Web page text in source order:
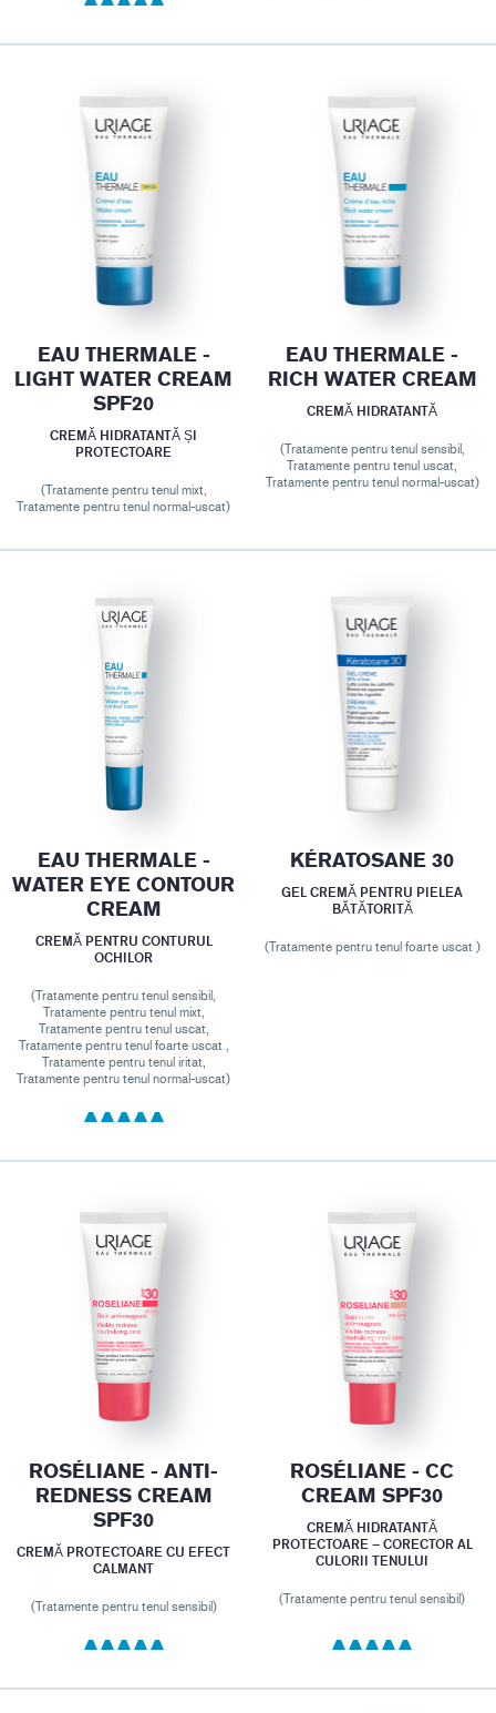
EAU THERMALE -
LIGHT WATER CREAM
SPF20
CREMĂ HIDRATANTĂ ȘI
PROTECTOARE
(Tratamente pentru tenul mixt,
Tratamente pentru tenul normal-uscat)
EAU THERMALE -
RICH WATER CREAM
CREMĂ HIDRATANTĂ
(Tratamente pentru tenul sensibil,
Tratamente pentru tenul uscat,
Tratamente pentru tenul normal-uscat)
EAU THERMALE -
WATER EYE CONTOUR
CREAM
CREMĂ PENTRU CONTURUL
OCHILOR
(Tratamente pentru tenul sensibil,
Tratamente pentru tenul mixt,
Tratamente pentru tenul uscat,
Tratamente pentru tenul foarte uscat ,
Tratamente pentru tenul iritat,
Tratamente pentru tenul normal-uscat)
KÉRATOSANE 30
GEL CREMĂ PENTRU PIELEA
BĂTĂTORITĂ
(Tratamente pentru tenul foarte uscat )
ROSÉLIANE - ANTI-
REDNESS CREAM
SPF30
CREMĂ PROTECTOARE CU EFECT
CALMANT
(Tratamente pentru tenul sensibil)
ROSÉLIANE - CC
CREAM SPF30
CREMĂ HIDRATANTĂ
PROTECTOARE – CORECTOR AL
CULORII TENULUI
(Tratamente pentru tenul sensibil)